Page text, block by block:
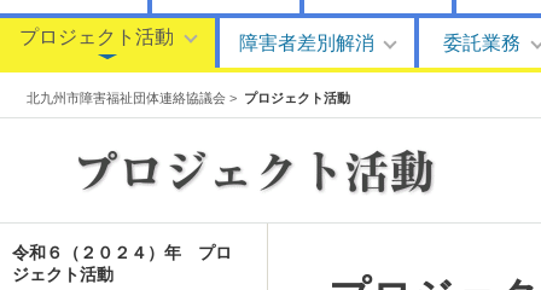
プロジェクト活動 障害者差別解消 委託業務
北九州市障害福祉団体連絡協議会 > プロジェクト活動
令和６（２０２４）年 プロ
ジェクト活動